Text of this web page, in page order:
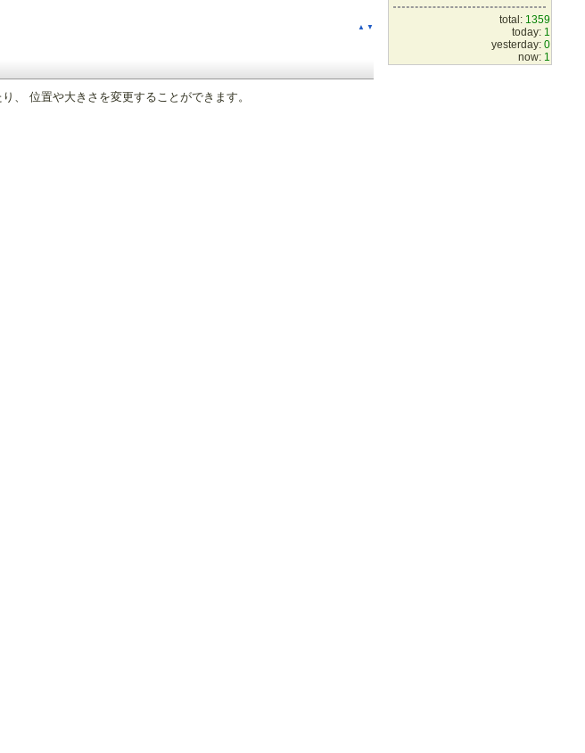
▲ ▼
、 位置や大きさを変更することができます。
total: 1359
today: 1
yesterday: 0
now: 1